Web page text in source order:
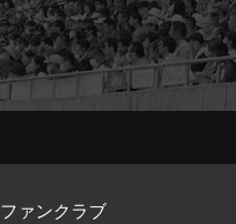
ファンクラブ